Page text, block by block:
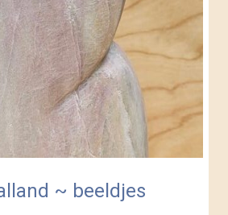
~ beeldjes